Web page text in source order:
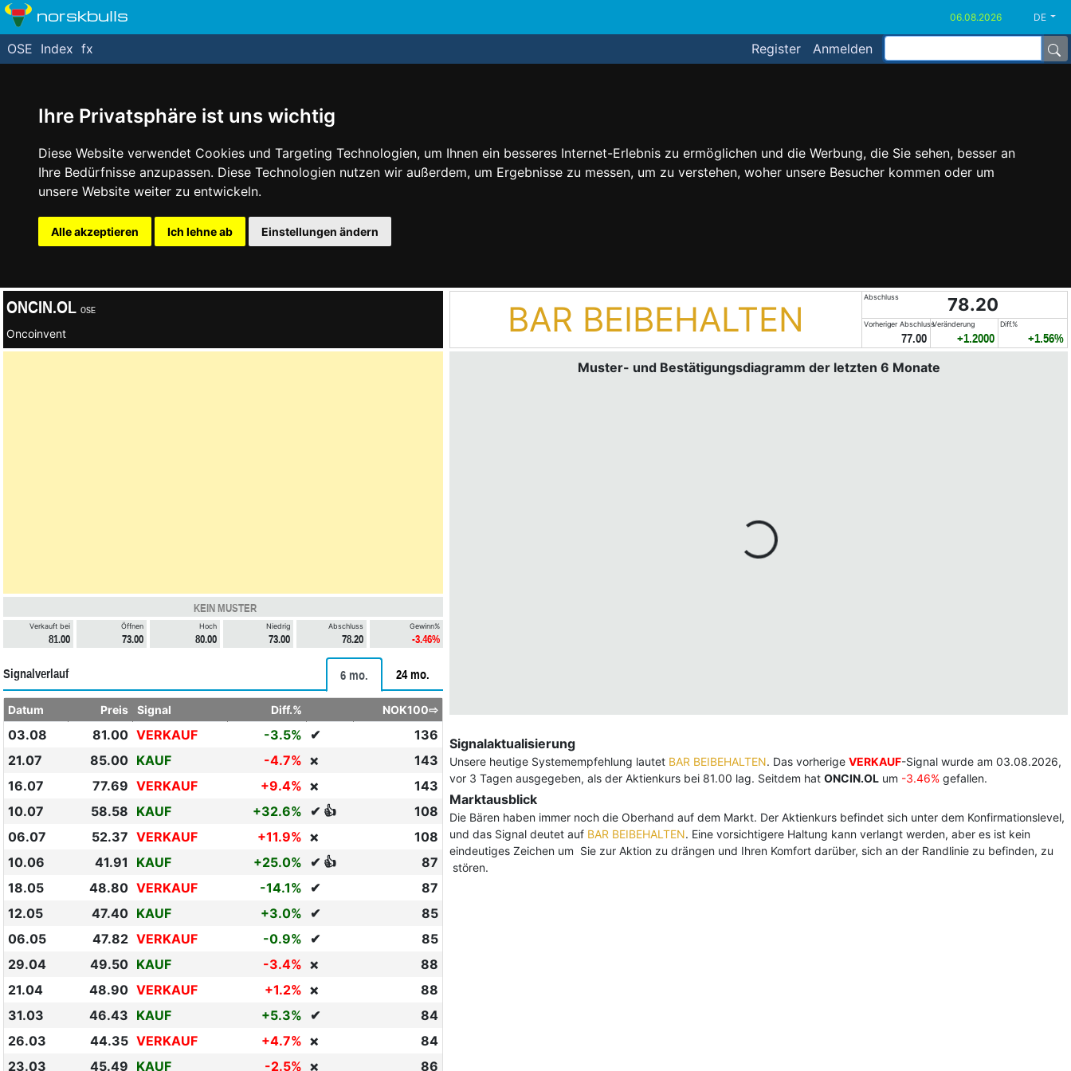
Ihre Privatsphäre ist uns wichtig
Diese Website verwendet Cookies und Targeting Technologien, um Ihnen ein besseres Internet-Erlebnis zu ermöglichen und die Werbung, die Sie sehen, besser an
Ihre Bedürfnisse anzupassen. Diese Technologien nutzen wir außerdem, um Ergebnisse zu messen, um zu verstehen, woher unsere Besucher kommen oder um
unsere Website weiter zu entwickeln.
Alle akzeptieren Ich lehne ab Einstellungen ändern
norskbulls DE
Register Anmelden
OSE Index fx
ONCIN.OL OSE
Oncoinvent BAR BEIBEHALTEN
Abschluss 78.20
Vorheriger Abschluss
77.00
Veränderung
+1.2000
Diff.%
+1.56%
KEIN MUSTER
Verkauft bei
81.00
Öffnen
73.00
Hoch
80.00
Niedrig
73.00
Abschluss
78.20
Gewinn%
-3.46%
Signalverlauf 6 mo. 24 mo.
Datum Preis Signal Diff.% NOK100⇨
03.08 81.00 VERKAUF -3.5% ✔
136
21.07
85.00 KAUF -4.7% ❌
143
16.07
77.69 VERKAUF +9.4% ❌
143
10.07
58.58 KAUF +32.6% ✔ 👍
108
06.07
52.37 VERKAUF +11.9% ❌
108
10.06
41.91 KAUF +25.0% ✔ 👍
87
18.05
48.80 VERKAUF -14.1% ✔
87
12.05
47.40 KAUF +3.0% ✔
85
06.05
47.82 VERKAUF -0.9% ✔
85
29.04
49.50 KAUF -3.4% ❌
88
21.04
48.90 VERKAUF +1.2% ❌
88
31.03
46.43 KAUF +5.3% ✔
84
26.03
44.35 VERKAUF +4.7% ❌
84
23.03
45.49 KAUF -2.5% ❌ 86
Muster- und Bestätigungsdiagramm der letzten 6 Monate
Signalaktualisierung
Unsere heutige Systemempfehlung lautet BAR BEIBEHALTEN. Das vorherige VERKAUF-Signal wurde am 03.08.2026,
vor 3 Tagen ausgegeben, als der Aktienkurs bei 81.00 lag. Seitdem hat ONCIN.OL um -3.46% gefallen.
Marktausblick
Die Bären haben immer noch die Oberhand auf dem Markt. Der Aktienkurs befindet sich unter dem Konfirmationslevel,
und das Signal deutet auf BAR BEIBEHALTEN. Eine vorsichtigere Haltung kann verlangt werden, aber es ist kein
eindeutiges Zeichen um Sie zur Aktion zu drängen und Ihren Komfort darüber, sich an der Randlinie zu befinden, zu
stören.